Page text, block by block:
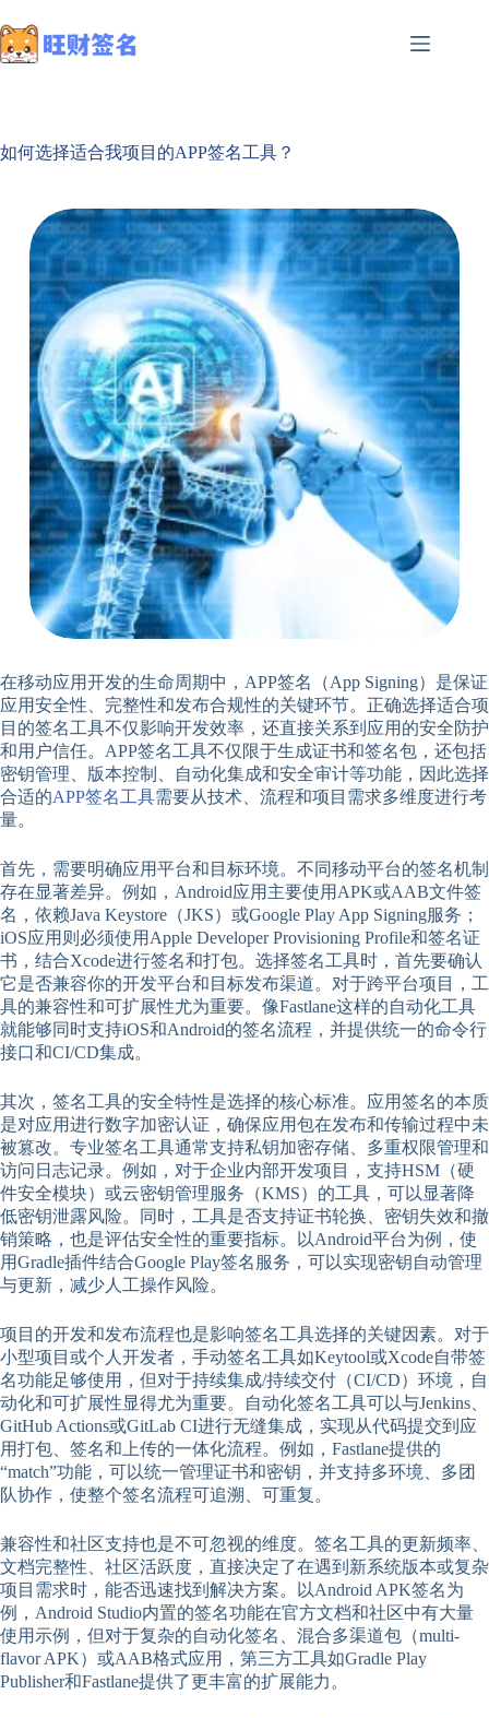
如何选择适合我项目的APP签名工具？
在移动应用开发的生命周期中，APP签名（App Signing）是保证
应用安全性、完整性和发布合规性的关键环节。正确选择适合项
目的签名工具不仅影响开发效率，还直接关系到应用的安全防护
和用户信任。APP签名工具不仅限于生成证书和签名包，还包括
密钥管理、版本控制、自动化集成和安全审计等功能，因此选择
合适的APP签名工具需要从技术、流程和项目需求多维度进行考
量。
首先，需要明确应用平台和目标环境。不同移动平台的签名机制
存在显著差异。例如，Android应用主要使用APK或AAB文件签
名，依赖Java Keystore（JKS）或Google Play App Signing服务；
iOS应用则必须使用Apple Developer Provisioning Profile和签名证
书，结合Xcode进行签名和打包。选择签名工具时，首先要确认
它是否兼容你的开发平台和目标发布渠道。对于跨平台项目，工
具的兼容性和可扩展性尤为重要。像Fastlane这样的自动化工具
就能够同时支持iOS和Android的签名流程，并提供统一的命令行
接口和CI/CD集成。
其次，签名工具的安全特性是选择的核心标准。应用签名的本质
是对应用进行数字加密认证，确保应用包在发布和传输过程中未
被篡改。专业签名工具通常支持私钥加密存储、多重权限管理和
访问日志记录。例如，对于企业内部开发项目，支持HSM（硬
件安全模块）或云密钥管理服务（KMS）的工具，可以显著降
低密钥泄露风险。同时，工具是否支持证书轮换、密钥失效和撤
销策略，也是评估安全性的重要指标。以Android平台为例，使
用Gradle插件结合Google Play签名服务，可以实现密钥自动管理
与更新，减少人工操作风险。
项目的开发和发布流程也是影响签名工具选择的关键因素。对于
小型项目或个人开发者，手动签名工具如Keytool或Xcode自带签
名功能足够使用，但对于持续集成/持续交付（CI/CD）环境，自
动化和可扩展性显得尤为重要。自动化签名工具可以与Jenkins、
GitHub Actions或GitLab CI进行无缝集成，实现从代码提交到应
用打包、签名和上传的一体化流程。例如，Fastlane提供的
“match”功能，可以统一管理证书和密钥，并支持多环境、多团
队协作，使整个签名流程可追溯、可重复。
兼容性和社区支持也是不可忽视的维度。签名工具的更新频率、
文档完整性、社区活跃度，直接决定了在遇到新系统版本或复杂
项目需求时，能否迅速找到解决方案。以Android APK签名为
例，Android Studio内置的签名功能在官方文档和社区中有大量
使用示例，但对于复杂的自动化签名、混合多渠道包（multi-
flavor APK）或AAB格式应用，第三方工具如Gradle Play
Publisher和Fastlane提供了更丰富的扩展能力。